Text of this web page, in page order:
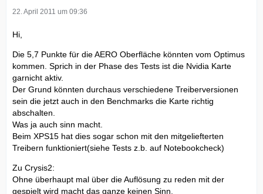
22. April 2011 um 09:36
Hi,
Die 5,7 Punkte für die AERO Oberfläche könnten vom Optimus
kommen. Sprich in der Phase des Tests ist die Nvidia Karte
garnicht aktiv.
Der Grund könnten durchaus verschiedene Treiberversionen
sein die jetzt auch in den Benchmarks die Karte richtig
abschalten.
Was ja auch sinn macht.
Beim XPS15 hat dies sogar schon mit den mitgeliefterten
Treibern funktioniert(siehe Tests z.b. auf Notebookcheck)
Zu Crysis2:
Ohne überhaupt mal über die Auflösung zu reden mit der
gespielt wird macht das ganze keinen Sinn.